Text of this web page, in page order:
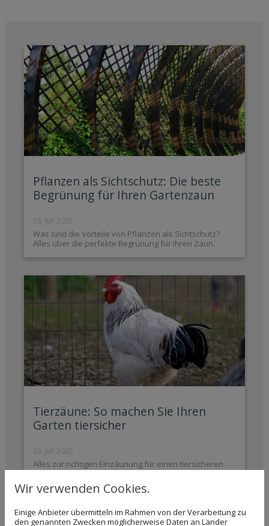
Pflanzen als Sichtschutz: Die beste
Begrünung für Ihren Gartenzaun
15. Juli 2025
Was sind die Vorteile von Pflanzen als Sichtschutz?
Alles über die perfekte Begrünung für Ihren Zaun.
Tierzäune: So machen Sie Ihren
Garten tiersicher
03. Juli 2025
Alles zur richtigen Einzäunung für einen tiersicheren
Garten.
Wir verwenden Cookies.
Einige Anbieter übermitteln im Rahmen von der Verarbeitung zu
den genannten Zwecken möglicherweise Daten an Länder